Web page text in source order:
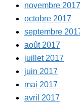
novembre 2017
octobre 2017
septembre
août 2017
juillet 2017
juin 2017
mai 2017
avril 2017